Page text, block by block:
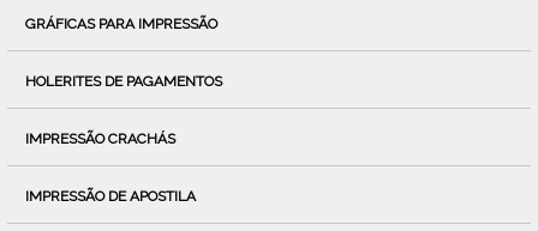
GRÁFICAS PARA IMPRESSÃO
HOLERITES DE PAGAMENTOS
IMPRESSÃO CRACHÁS
IMPRESSÃO DE APOSTILA